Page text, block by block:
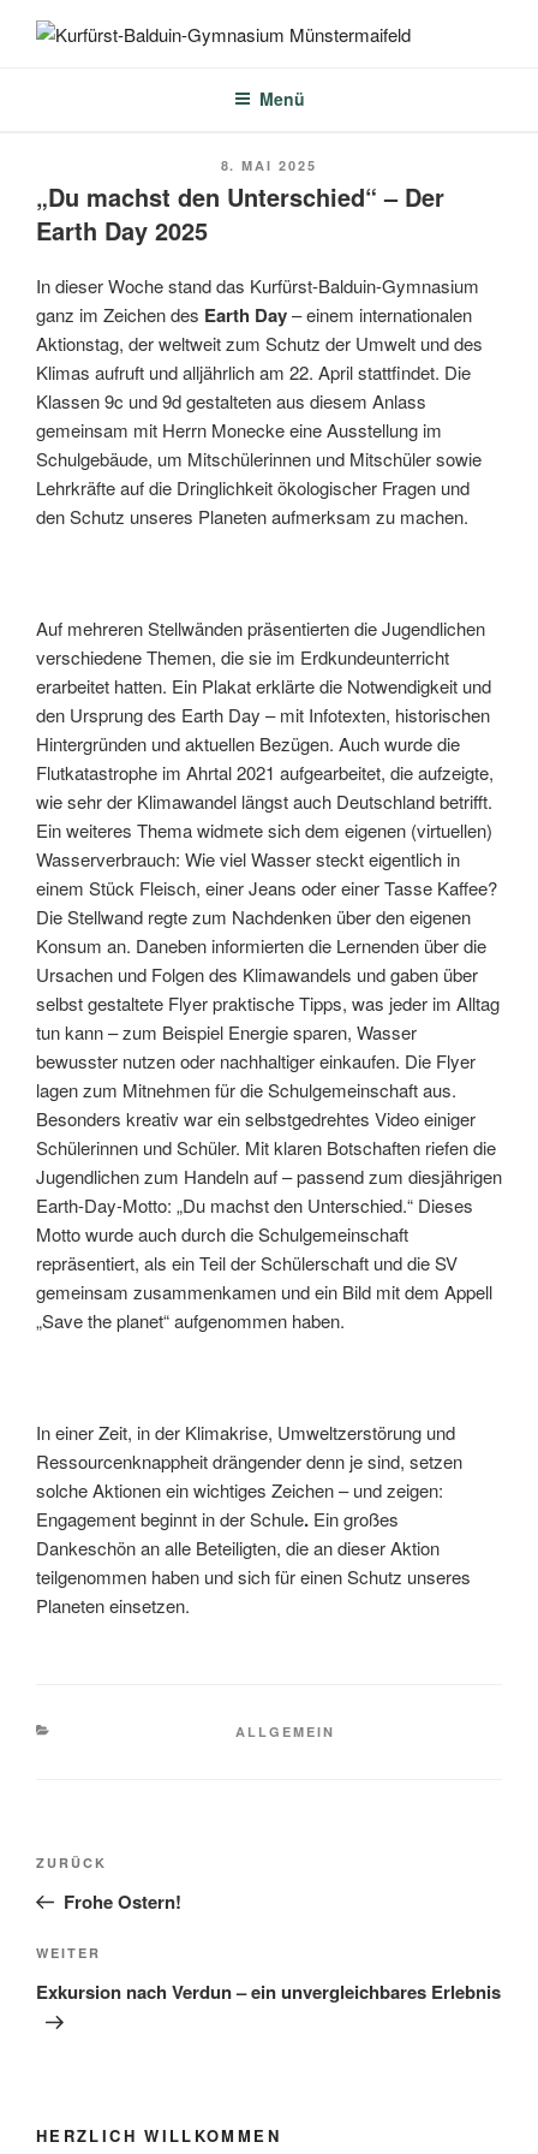
Inhalt
Menü
VERÖFFENTLICHT
AM
8. MAI 2025
„Du machst den Unterschied“ – Der
Earth Day 2025
In dieser Woche stand das Kurfürst-Balduin-Gymnasium
ganz im Zeichen des Earth Day– einem internationalen
Aktionstag, der weltweit zum Schutz der Umwelt und des
Klimas aufruft und alljährlich am 22. April stattfindet. Die
Klassen 9c und 9d gestalteten aus diesem Anlass
gemeinsam mit Herrn Monecke eine Ausstellung im
Schulgebäude, um Mitschülerinnen und Mitschüler sowie
Lehrkräfte auf die Dringlichkeit ökologischer Fragen und
den Schutz unseres Planeten aufmerksam zu machen.
Auf mehreren Stellwänden präsentierten die Jugendlichen
verschiedene Themen, die sie im Erdkundeunterricht
erarbeitet hatten. Ein Plakat erklärte die Notwendigkeit und
den Ursprung des Earth Day – mit Infotexten, historischen
Hintergründen und aktuellen Bezügen. Auch wurde die
Flutkatastrophe im Ahrtal 2021 aufgearbeitet, die aufzeigte,
wie sehr der Klimawandel längst auch Deutschland betrifft.
Ein weiteres Thema widmete sich dem eigenen (virtuellen)
Wasserverbrauch: Wie viel Wasser steckt eigentlich in
einem Stück Fleisch, einer Jeans oder einer Tasse Kaffee?
Die Stellwand regte zum Nachdenken über den eigenen
Konsum an. Daneben informierten die Lernenden über die
Ursachen und Folgen des Klimawandels und gaben über
selbst gestaltete Flyer praktische Tipps, was jeder im Alltag
tun kann – zum Beispiel Energie sparen, Wasser
bewusster nutzen oder nachhaltiger einkaufen. Die Flyer
lagen zum Mitnehmen für die Schulgemeinschaft aus.
Besonders kreativ war ein selbstgedrehtes Video einiger
Schülerinnen und Schüler. Mit klaren Botschaften riefen die
Jugendlichen zum Handeln auf – passend zum diesjährigen
Earth-Day-Motto: „Du machst den Unterschied.“ Dieses
Motto wurde auch durch die Schulgemeinschaft
repräsentiert, als ein Teil der Schülerschaft und die SV
gemeinsam zusammenkamen und ein Bild mit dem Appell
„Save the planet“ aufgenommen haben.
In einer Zeit, in der Klimakrise, Umweltzerstörung und
Ressourcenknappheit drängender denn je sind, setzen
solche Aktionen ein wichtiges Zeichen – und zeigen:
Engagement beginnt in der Schule. Ein großes
Dankeschön an alle Beteiligten, die an dieser Aktion
teilgenommen haben und sich für einen Schutz unseres
Planeten einsetzen.
KATEGORIEN
ALLGEMEIN
Beitragsnavigation
Vorheriger
Beitrag
ZURÜCK
Frohe Ostern!
Nächster
Beitrag
WEITER
Exkursion nach Verdun – ein unvergleichbares Erlebnis
HERZLICH WILLKOMMEN